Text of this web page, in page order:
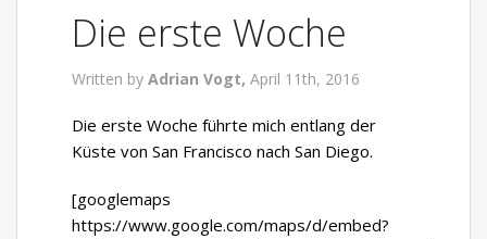
Die erste Woche
Written by Adrian Vogt, April 11th, 2016
Die erste Woche führte mich entlang der
Küste von San Francisco nach San Diego.
[googlemaps
https://www.google.com/maps/d/embed?